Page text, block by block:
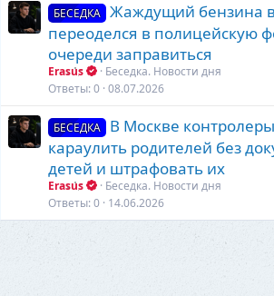
БЕСЕДКА
Жаждущий бензина
переоделся в полицейскую
очереди заправиться
Erasus
Беседка. Новости дня
Ответы 0 08.07.2026
БЕСЕДКА
В Москве
караулить родителей без
детей и штрафовать их
Erasus
Беседка. Новости дня
Ответы 0 14.06.2026